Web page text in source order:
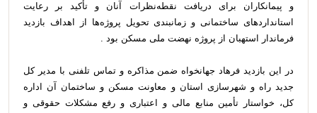
و پیمانکاران برای دریافت نقطه‌نظرات آنان و تأکید بر رعایت
استانداردهای ساختمانی و زمانبندی تحویل پروژه‌ها از اهداف بازدید
فرماندار استهبان از پروژه نهضت ملی مسکن بود .
در این بازدید فرهاد جهانخواه ضمن مذاکره و تماس تلفنی با مدیر کل
جدید راه و شهرسازی استان و معاونت مسکن و ساختمان آن اداره
کل، خواستار تأمین منابع مالی و اعتباری و رفع مشکلات حقوقی و